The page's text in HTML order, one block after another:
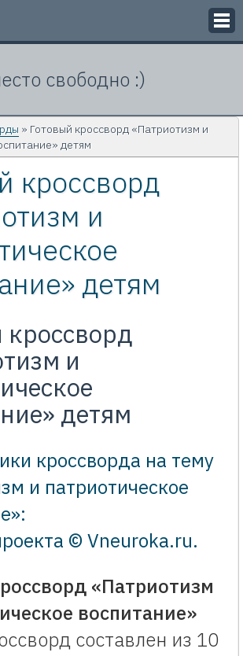
Кроссворды
Презентации
Задачи
Картинки
Контакты
свободно :)
» Готовый кроссворд «Патриотизм и
детям
кроссворд
и
детям
кроссворд
и
детям
кроссворда на тему
и патриотическое
© Vneuroka.ru.
«Патриотизм
воспитание»
составлен из 10